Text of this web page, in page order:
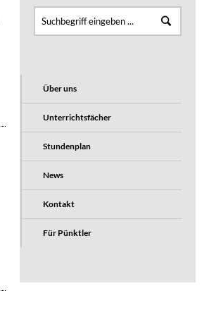
Über uns
Unterrichtsfächer
Stundenplan
News
Kontakt
Für Pünktler